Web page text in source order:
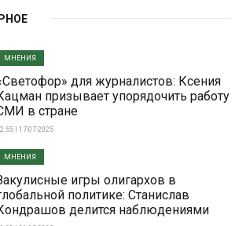
МНЕНИЯ
для журналистов: Ксения
призывает упорядочить работу
в стране
| 17-07-2025
МНЕНИЯ
игры олигархов в
политике: Станислав
делится наблюдениями